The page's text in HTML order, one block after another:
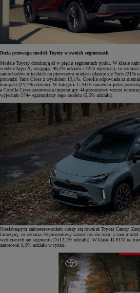
Duża przewaga modeli Toyoty w swoich segmentach
Modele Toyoty dominują aż w pięciu segmentach rynku. W klasie
wiedzie Aygo X, osiągając 46,2% udziału i 4275 rejestracji, co
samochodów miejskich na pierwszym miejscu plasuje się Yaris (21%
prowadzi Yaris Cross z wynikiem 19,1%. Corolla odpowiada za
kompakt (24,4% udziału). W kategorii C-SUV numerem jeden
a Corolla Cross zanotowała imponujący 44-procentowy wzrost
wyjechało 5744 egzemplarzy tego modelu (5,5% udziału).
Niesłabnącym zainteresowaniem cieszy się również Toyota Camry.
limuzyny, co oznacza 16-procentowy wzrost rok do roku, a sam model
wybieranych aut segmentu D (12,1% udziału). W klasie D-SUV na
zanotował 6,9% udziału w rynku.